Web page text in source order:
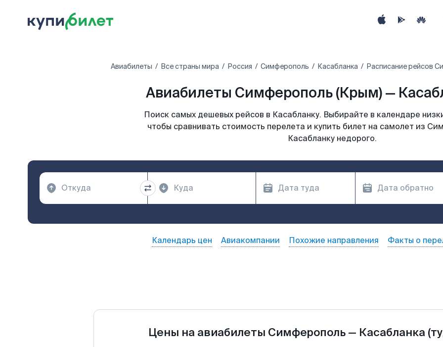
Авиабилеты Все страны мира Россия Симферополь Касабланка Расписание рейсов
Авиабилеты Симферополь (Крым) —
Поиск самых дешевых рейсов в Касабланку. Выбирайте в календаре
чтобы сравнивать стоимость перелета и купить билет на самолет из
Касабланку недорого.
Календарь цен Авиакомпании Похожие направления Факты о
Цены на авиабилеты Симферополь — Касабланка